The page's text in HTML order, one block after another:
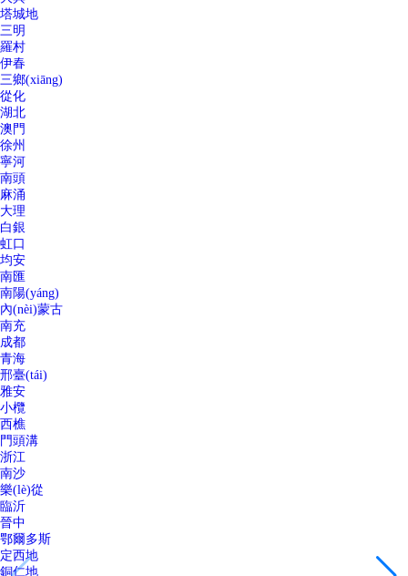
塔城地
三明
羅村
伊春
三鄉(xiāng)
從化
湖北
澳門
徐州
寧河
南頭
麻涌
大理
白銀
虹口
均安
南匯
南陽(yáng)
內(nèi)蒙古
南充
成都
青海
邢臺(tái)
雅安
小欖
西樵
門頭溝
浙江
南沙
樂(lè)從
臨沂
晉中
鄂爾多斯
定西地
銅仁地